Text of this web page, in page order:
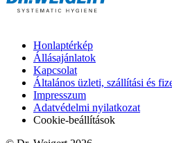
Honlaptérkép
Állásajánlatok
Kapcsolat
Általános üzleti, szállítási és
Impresszum
Adatvédelmi nyilatkozat
Cookie-beállítások